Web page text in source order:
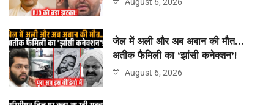
जेल में अली और अब अबान की मौत…
अतीक फैमिली का ‘झांसी कनेक्शन’!
August 6, 2026